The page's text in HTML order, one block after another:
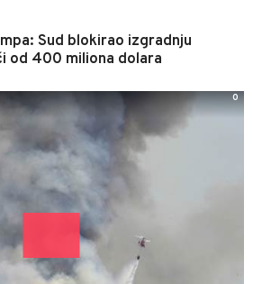
Sud blokirao izgradnju
od 400 miliona dolara
0